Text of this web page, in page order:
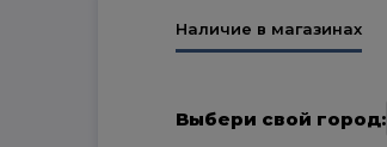
Наличие в магазинах
Выбери свой город: